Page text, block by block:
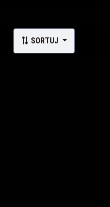
SORTUJ